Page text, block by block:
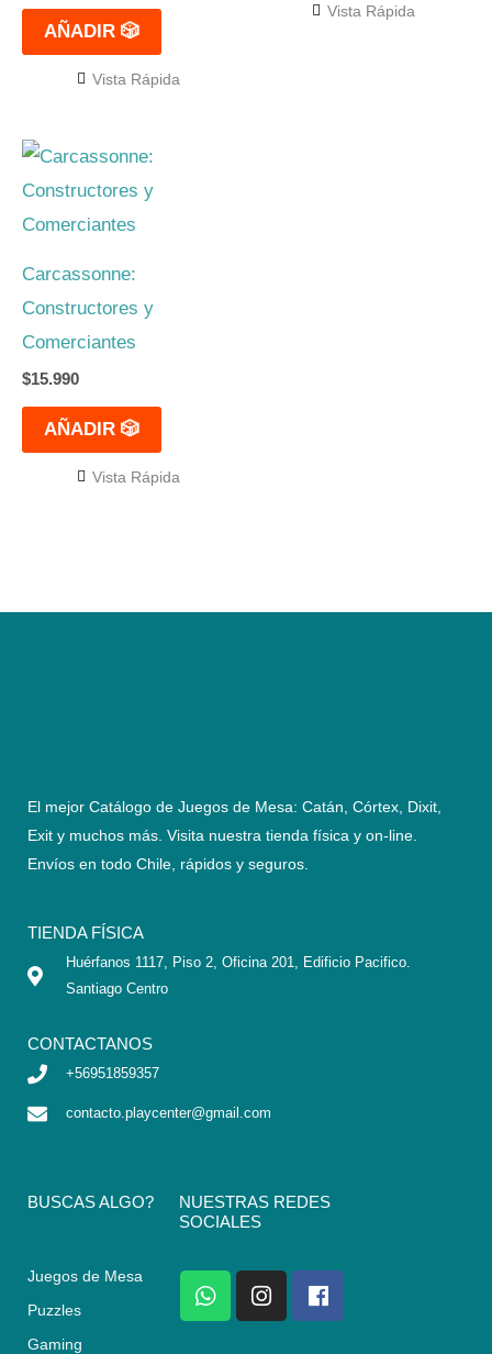
AÑADIR 🎲
Vista Rápida
Vista Rápida
Carcassonne:
Constructores y
Comerciantes
$15.990
AÑADIR 🎲
Vista Rápida
El mejor Catálogo de Juegos de Mesa: Catán, Córtex, Dixit,
Exit y muchos más. Visita nuestra tienda física y on-line.
Envíos en todo Chile, rápidos y seguros
TIENDA FÍSICA
Huérfanos 1117, Piso 2, Oficina 201, Edificio Pacifico.
Santiago Centro
CONTACTANOS
+56951859357
contacto.playcenter@gmail.com
BUSCAS ALGO?
Juegos de Mesa
Puzzles
Gaming
NUESTRAS REDES
SOCIALES
W
h
a
I
n
s
F
a
c